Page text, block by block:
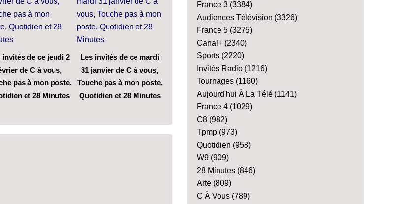
invités de ce jeudi 2
de C à vous,
pas à mon poste,
et 28 Minutes
Les invités de ce mardi
31 janvier de C à vous,
Touche pas à mon poste,
Quotidien et 28 Minutes
France 3 (3384)
Audiences Télévision (3326)
France 5 (3275)
Canal+ (2340)
Sports (2220)
Invités Radio (1216)
Tournages (1160)
Aujourd'hui À La Télé (1141)
France 4 (1029)
C8 (982)
Tpmp (973)
Quotidien (958)
W9 (909)
28 Minutes (846)
Arte (809)
C À Vous (789)